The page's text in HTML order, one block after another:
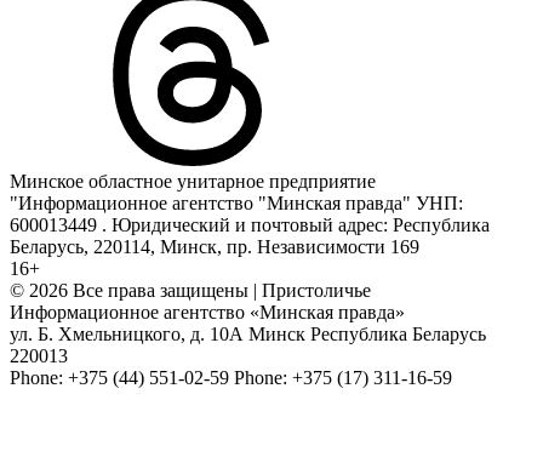
Минское областное унитарное предприятие
"Информационное агентство "Минская правда" УНП:
600013449 . Юридический и почтовый адрес: Республика
Беларусь, 220114, Минск, пр. Независимости 169
16+
© 2026 Все права защищены | Пристоличье
Информационное агентство «Минская правда»
ул. Б. Хмельницкого, д. 10А Минск Республика Беларусь
220013
Phone: +375 (44) 551-02-59 Phone: +375 (17) 311-16-59